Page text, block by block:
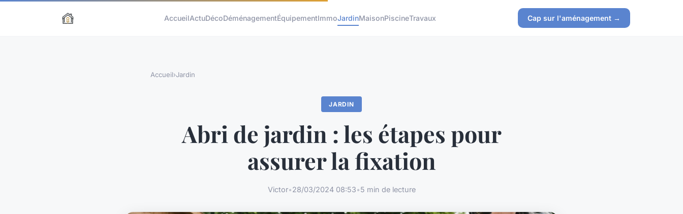
AccueilActuDécoDéménagementÉquipementImmoJardinMaisonPiscineTravaux Cap sur l'aménagement →
Accueil›Jardin
JARDIN
Abri de jardin : les étapes pour
assurer la fixation
Victor•28/03/2024 08:53•5 min de lecture